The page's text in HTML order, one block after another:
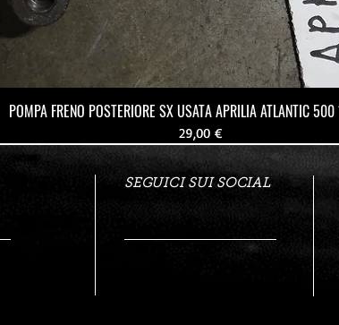
POMPA FRENO POSTERIORE SX USATA APRILIA ATLANTIC
Prezzo
29,00 €
SEGUICI SUI SOCIAL